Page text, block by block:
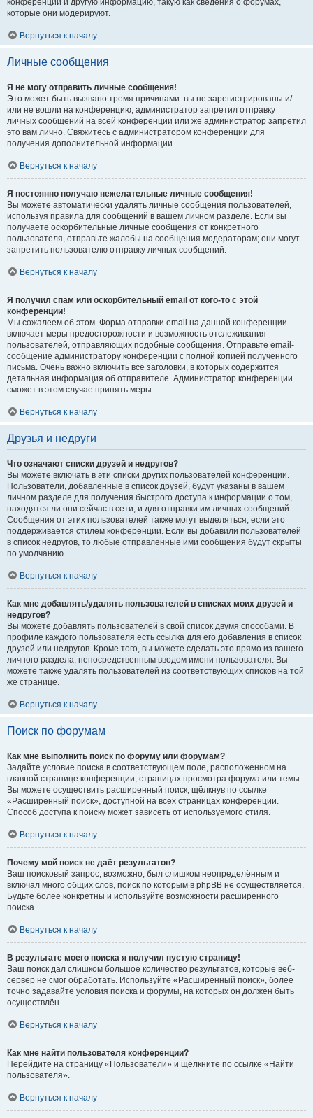
конференции и другую информацию, такую как сведения о форумах,
которые они модерируют.
Вернуться к началу
Личные сообщения
Я не могу отправить личные сообщения!
Это может быть вызвано тремя причинами: вы не зарегистрированы и/
или не вошли на конференцию, администратор запретил отправку
личных сообщений на всей конференции или же администратор запретил
это вам лично. Свяжитесь с администратором конференции для
получения дополнительной информации.
Вернуться к началу
Я постоянно получаю нежелательные личные сообщения!
Вы можете автоматически удалять личные сообщения пользователей,
используя правила для сообщений в вашем личном разделе. Если вы
получаете оскорбительные личные сообщения от конкретного
пользователя, отправьте жалобы на сообщения модераторам; они могут
запретить пользователю отправку личных сообщений.
Вернуться к началу
Я получил спам или оскорбительный email от кого-то с этой
конференции!
Мы сожалеем об этом. Форма отправки email на данной конференции
включает меры предосторожности и возможность отслеживания
пользователей, отправляющих подобные сообщения. Отправьте email-
сообщение администратору конференции с полной копией полученного
письма. Очень важно включить все заголовки, в которых содержится
детальная информация об отправителе. Администратор конференции
сможет в этом случае принять меры.
Вернуться к началу
Друзья и недруги
Что означают списки друзей и недругов?
Вы можете включать в эти списки других пользователей конференции.
Пользователи, добавленные в список друзей, будут указаны в вашем
личном разделе для получения быстрого доступа к информации о том,
находятся ли они сейчас в сети, и для отправки им личных сообщений.
Сообщения от этих пользователей также могут выделяться, если это
поддерживается стилем конференции. Если вы добавили пользователей
в список недругов, то любые отправленные ими сообщения будут скрыты
по умолчанию.
Вернуться к началу
Как мне добавлять/удалять пользователей в списках моих друзей и
недругов?
Вы можете добавлять пользователей в свой список двумя способами. В
профиле каждого пользователя есть ссылка для его добавления в список
друзей или недругов. Кроме того, вы можете сделать это прямо из вашего
личного раздела, непосредственным вводом имени пользователя. Вы
можете также удалять пользователей из соответствующих списков на той
же странице.
Вернуться к началу
Поиск по форумам
Как мне выполнить поиск по форуму или форумам?
Задайте условие поиска в соответствующем поле, расположенном на
главной странице конференции, страницах просмотра форума или темы.
Вы можете осуществить расширенный поиск, щёлкнув по ссылке
«Расширенный поиск», доступной на всех страницах конференции.
Способ доступа к поиску может зависеть от используемого стиля.
Вернуться к началу
Почему мой поиск не даёт результатов?
Ваш поисковый запрос, возможно, был слишком неопределённым и
включал много общих слов, поиск по которым в phpBB не осуществляется.
Будьте более конкретны и используйте возможности расширенного
поиска.
Вернуться к началу
В результате моего поиска я получил пустую страницу!
Ваш поиск дал слишком большое количество результатов, которые веб-
сервер не смог обработать. Используйте «Расширенный поиск», более
точно задавайте условия поиска и форумы, на которых он должен быть
осуществлён.
Вернуться к началу
Как мне найти пользователя конференции?
Перейдите на страницу «Пользователи» и щёлкните по ссылке «Найти
пользователя».
Вернуться к началу